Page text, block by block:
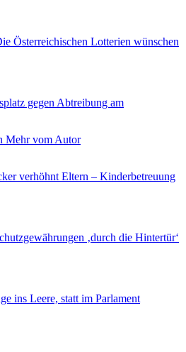
Österreichischen Lotterien wünschen
gegen Abtreibung am
Mehr vom Autor
verhöhnt Eltern – Kinderbetreuung
‚durch die Hintertür‘
ins Leere, statt im Parlament